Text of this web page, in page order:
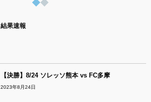
結果速報
【決勝】8/24 ソレッソ熊本 vs FC多摩
2023年8月24日